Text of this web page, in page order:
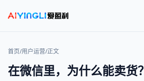
首页/用户运营/正文
在微信里，为什么能卖货？